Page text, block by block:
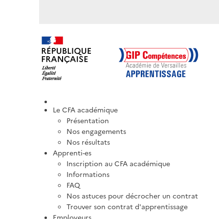
Le CFA académique
Présentation
Nos engagements
Nos résultats
Apprenti-es
Inscription au CFA académique
Informations
FAQ
Nos astuces pour décrocher un contrat
Trouver son contrat d'apprentissage
Employeurs